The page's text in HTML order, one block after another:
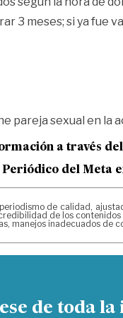
meses; si ya fue
pareja sexual en
a través del
Periódico del Meta
de calidad,
de los
manejos inadecuados
de toda